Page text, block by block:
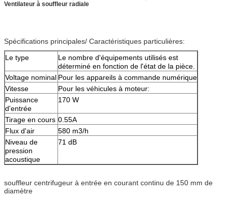
Ventilateur à souffleur radiale
Spécifications principales/ Caractéristiques particulières:
Le type
Le nombre d'équipements utilisés est
déterminé en fonction de l'état de la pièce.
Voltage nominal Pour les appareils à commande numérique
Vitesse
Pour les véhicules à moteur:
Puissance
d'entrée
170 W
Tirage en cours 0.55A
Flux d'air
580 m3/h
Niveau de
pression
acoustique
71 dB
souffleur centrifugeur à entrée en courant continu de 150 mm de
diamètre